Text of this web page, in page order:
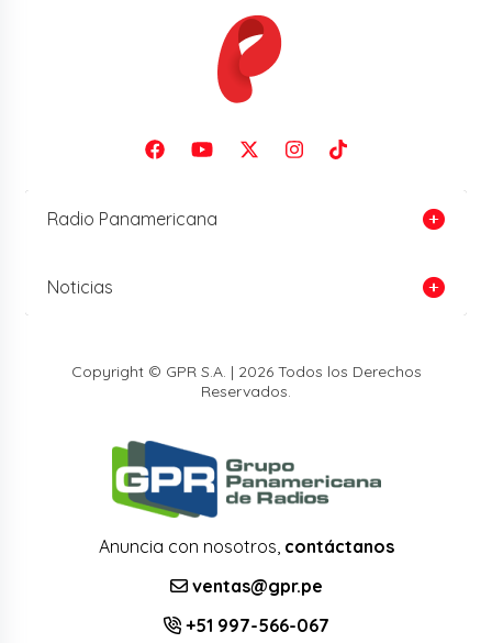
Radio Panamericana
Noticias
Copyright © GPR S.A. | 2026 Todos los Derechos
Reservados.
Anuncia con nosotros, contáctanos
ventas@gpr.pe
+51 997-566-067